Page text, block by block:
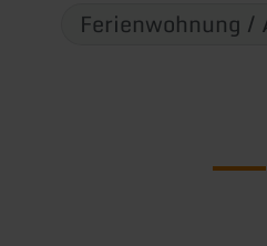
Ferienwohnung